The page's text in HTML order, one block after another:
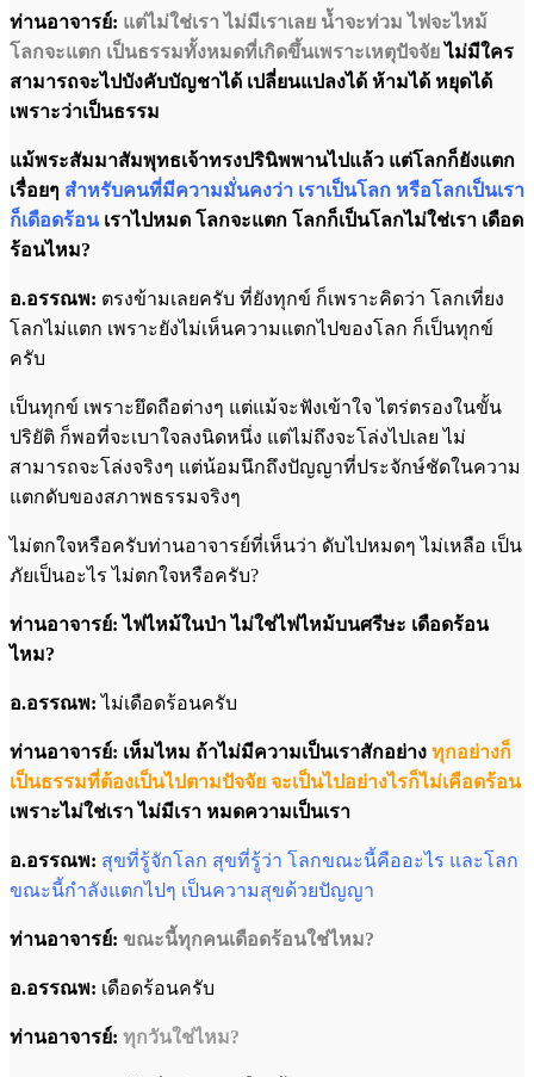
ท่านอาจารย์: แต่ไม่ใช่เรา ไม่มีเราเลย น้ำจะท่วม ไฟจะไหม้
โลกจะแตก เป็นธรรมทั้งหมดที่เกิดขึ้นเพราะเหตุปัจจัยไม่มีใคร
สามารถจะไปบังคับบัญชาได้ เปลี่ยนแปลงได้ ห้ามได้ หยุดได้
เพราะว่าเป็นธรรม
แม้พระสัมมาสัมพุทธเจ้าทรงปรินิพพานไปแล้ว แต่โลกก็ยังแตก
เรื่อยๆ สำหรับคนที่มีความมั่นคงว่า เราเป็นโลก หรือโลกเป็นเรา
ก็เดือดร้อนเราไปหมด โลกจะแตก โลกก็เป็นโลกไม่ใช่เรา เดือด
ร้อนไหม?
อ.อรรณพ: ตรงข้ามเลยครับ ที่ยังทุกข์ ก็เพราะคิดว่า โลกเที่ยง
โลกไม่แตก เพราะยังไม่เห็นความแตกไปของโลก ก็เป็นทุกข์
ครับ
เป็นทุกข์ เพราะยึดถือต่างๆ แต่แม้จะฟังเข้าใจ ไตร่ตรองในขั้น
ปริยัติ ก็พอที่จะเบาใจลงนิดหนึ่ง แต่ไม่ถึงจะโล่งไปเลย ไม่
สามารถจะโล่งจริงๆ แต่น้อมนึกถึงปัญญาที่ประจักษ์ชัดในความ
แตกดับของสภาพธรรมจริงๆ
ไม่ตกใจหรือครับท่านอาจารย์ที่เห็นว่า ดับไปหมดๆ ไม่เหลือ เป็น
ภัยเป็นอะไร ไม่ตกใจหรือครับ?
ท่านอาจารย์: ไฟไหม้ในป่า ไม่ใช่ไฟไหม้บนศรีษะ เดือดร้อน
ไหม?
อ.อรรณพ: ไม่เดือดร้อนครับ
ท่านอาจารย์: เห็มไหม ถ้าไม่มีความเป็นเราสักอย่าง ทุกอย่างก็
เป็นธรรมที่ต้องเป็นไปตามปัจจัย จะเป็นไปอย่างไรก็ไม่เคือดร้อน
เพราะไม่ใช่เรา ไม่มีเรา หมดความเป็นเรา
อ.อรรณพ: สุขที่รู้จักโลก สุขที่รู้ว่า โลกขณะนี้คืออะไร และโลก
ขณะนี้กำลังแตกไปๆ เป็นความสุขด้วยปัญญา
ท่านอาจารย์: ขณะนี้ทุกคนเดือดร้อนใช่ไหม?
อ.อรรณพ: เดือดร้อนครับ
ท่านอาจารย์: ทุกวันใช่ไหม?